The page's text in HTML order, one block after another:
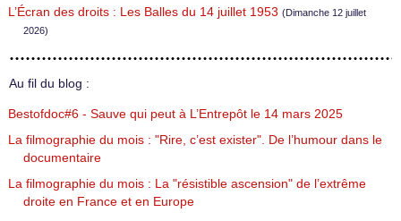
L’Écran des droits : Les Balles du 14 juillet 1953 (Dimanche 12 juillet
2026)
Au fil du blog :
Bestofdoc#6 - Sauve qui peut à L’Entrepôt le 14 mars 2025
La filmographie du mois : "Rire, c’est exister". De l’humour dans le
documentaire
La filmographie du mois : La "résistible ascension" de l’extrême
droite en France et en Europe